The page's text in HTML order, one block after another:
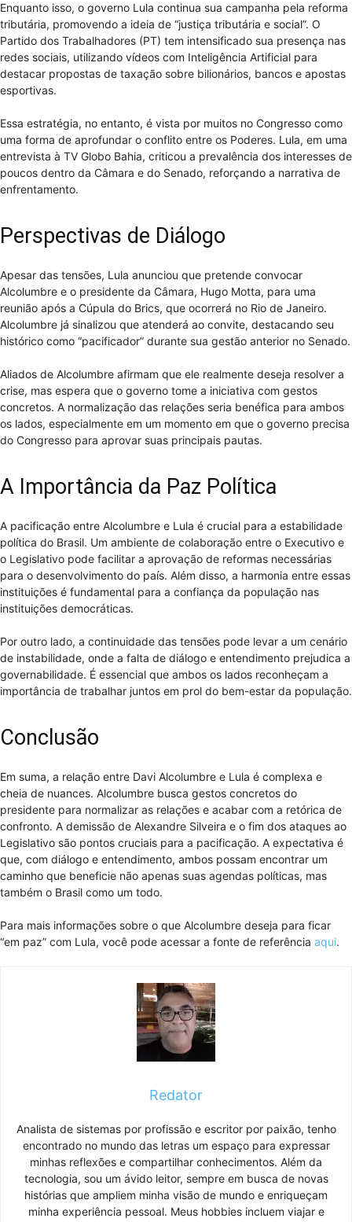
Enquanto isso, o governo Lula continua sua campanha pela reforma
tributária, promovendo a ideia de “justiça tributária e social”. O
Partido dos Trabalhadores (PT) tem intensificado sua presença nas
redes sociais, utilizando vídeos com Inteligência Artificial para
destacar propostas de taxação sobre bilionários, bancos e apostas
esportivas.
Essa estratégia, no entanto, é vista por muitos no Congresso como
uma forma de aprofundar o conflito entre os Poderes. Lula, em uma
entrevista à TV Globo Bahia, criticou a prevalência dos interesses de
poucos dentro da Câmara e do Senado, reforçando a narrativa de
enfrentamento.
Perspectivas de Diálogo
Apesar das tensões, Lula anunciou que pretende convocar
Alcolumbre e o presidente da Câmara, Hugo Motta, para uma
reunião após a Cúpula do Brics, que ocorrerá no Rio de Janeiro.
Alcolumbre já sinalizou que atenderá ao convite, destacando seu
histórico como “pacificador” durante sua gestão anterior no Senado.
Aliados de Alcolumbre afirmam que ele realmente deseja resolver a
crise, mas espera que o governo tome a iniciativa com gestos
concretos. A normalização das relações seria benéfica para ambos
os lados, especialmente em um momento em que o governo precisa
do Congresso para aprovar suas principais pautas.
A Importância da Paz Política
A pacificação entre Alcolumbre e Lula é crucial para a estabilidade
política do Brasil. Um ambiente de colaboração entre o Executivo e
o Legislativo pode facilitar a aprovação de reformas necessárias
para o desenvolvimento do país. Além disso, a harmonia entre essas
instituições é fundamental para a confiança da população nas
instituições democráticas.
Por outro lado, a continuidade das tensões pode levar a um cenário
de instabilidade, onde a falta de diálogo e entendimento prejudica a
governabilidade. É essencial que ambos os lados reconheçam a
importância de trabalhar juntos em prol do bem-estar da população.
Conclusão
Em suma, a relação entre Davi Alcolumbre e Lula é complexa e
cheia de nuances. Alcolumbre busca gestos concretos do
presidente para normalizar as relações e acabar com a retórica de
confronto. A demissão de Alexandre Silveira e o fim dos ataques ao
Legislativo são pontos cruciais para a pacificação. A expectativa é
que, com diálogo e entendimento, ambos possam encontrar um
caminho que beneficie não apenas suas agendas políticas, mas
também o Brasil como um todo.
Para mais informações sobre o que Alcolumbre deseja para ficar
“em paz” com Lula, você pode acessar a fonte de referência aqui.
Redator
Analista de sistemas por profissão e escritor por paixão, tenho
encontrado no mundo das letras um espaço para expressar
minhas reflexões e compartilhar conhecimentos. Além da
tecnologia, sou um ávido leitor, sempre em busca de novas
histórias que ampliem minha visão de mundo e enriqueçam
minha experiência pessoal. Meus hobbies incluem viajar e